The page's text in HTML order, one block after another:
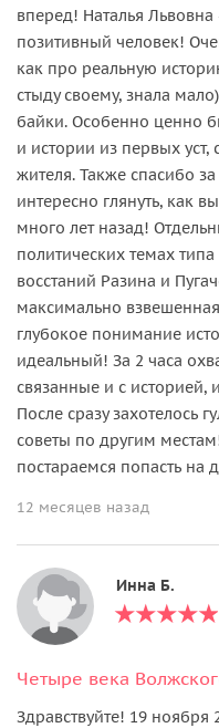
вперед! Наталья
позитивный человек!
как про реальную
стыду своему, знала
байки. Особенно ценно
и истории из первых уст,
жителя. Также спасибо
интересно глянуть, как
много лет назад!
политических темах
восстаний Разина и
максимально взвешенная
глубокое понимание
идеальный! За 2 часа
связанные и с историей,
После сразу захотелось
советы по другим
постараемся попасть на
12 месяцев назад
Инна Б.
Четыре века
Здравствуйте! 19